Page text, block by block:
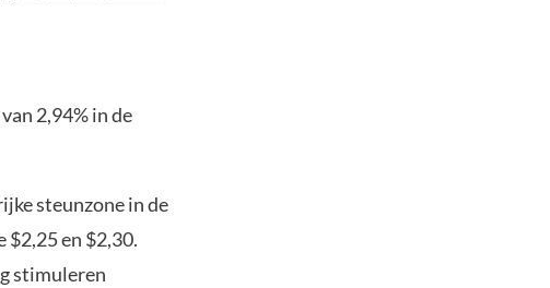
2,94% in de
steunzone in de
en $2,30.
stimuleren